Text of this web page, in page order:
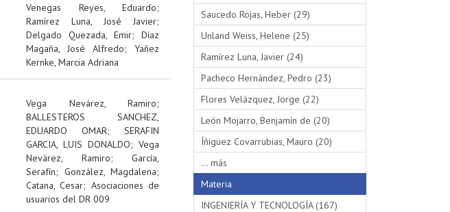
Venegas Reyes, Eduardo;
Ramírez Luna, José Javier;
Delgado Quezada, Emir; Díaz
Magaña, José Alfredo; Yañez
Kernke, Marcia Adriana
Vega Nevárez, Ramiro;
BALLESTEROS SANCHEZ,
EDUARDO OMAR; SERAFIN
GARCIA, LUIS DONALDO; Vega
Nevárez, Ramiro; García,
Serafín; González, Magdalena;
Catana, Cesar; Asociaciones de
usuarios del DR 009
Saucedo Rojas, Heber (29)
Unland Weiss, Helene (25)
Ramírez Luna, Javier (24)
Pacheco Hernández, Pedro (23)
Flores Velázquez, Jorge (22)
León Mojarro, Benjamín de (20)
Íñiguez Covarrubias, Mauro (20)
... más
Materia
INGENIERÍA Y TECNOLOGÍA (167)